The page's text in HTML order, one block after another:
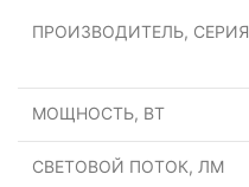
ПРОИЗВОДИТЕЛЬ, СЕРИЯ
МОЩНОСТЬ, ВТ
СВЕТОВОЙ ПОТОК, ЛМ